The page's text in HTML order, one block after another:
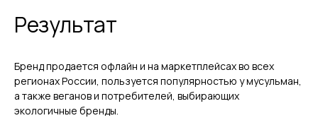
Результат
Бренд продается офлайн и на маркетплейсах во всех
регионах России, пользуется популярностью у мусульман,
а также веганов и потребителей, выбирающих
экологичные бренды.